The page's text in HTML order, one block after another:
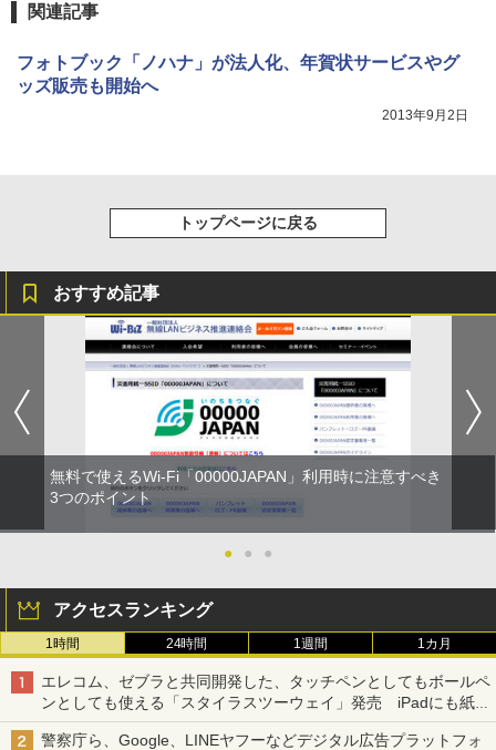
関連記事
フォトブック「ノハナ」が法人化、年賀状サービスやグ
ッズ販売も開始へ
2013年9月2日
トップページに戻る
おすすめ記事
無料で使えるWi-Fi「00000JAPAN」利用時に注意すべき
3つのポイント
● ● ●
アクセスランキング
1時間 24時間 1週間 1カ月
エレコム、ゼブラと共同開発した、タッチペンとしてもボールペ
ンとしても使える「スタイラスツーウェイ」発売 iPadにも紙に
も、持ち替えずに書き込める
警察庁ら、Google、LINEヤフーなどデジタル広告プラットフォ